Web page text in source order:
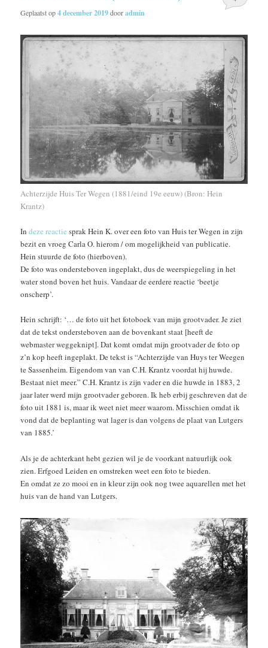
Geplaatst op4 december 2019dooradmin
Achterzijde Huis Ter Wegen (1881/eind 19e eeuw) (Bron: Hein
Krantz)
Indeze reactie sprak Hein K. over een foto van Huis ter Wegen in zijn
bezit en vroeg Carla O. hierom / om mogelijkheid van publicatie.
Hein stuurde de foto (hierboven).
De foto was ondersteboven ingeplakt, dus de weerspiegeling in het
water stond boven het huis. Vandaar de eerdere reactie ‘beetje
onscherp’.
Hein schrijft: ‘… de foto uit het fotoboek van mijn grootvader. Je ziet
dat de tekst ondersteboven aan de bovenkant staat [heeft de
webmaster weggeknipt]. Dat komt omdat mijn grootvader de foto op
z’n kop heeft ingeplakt. De tekst is “Achterzijde van Huys ter Weegen
te Sassenheim. Eigendom van van C.H. Krantz voordat hij huwde.
Bestaat niet meer.” C.H. Krantz is zijn vader en die huwde in 1883, 2
jaar later werd mijn grootvader geboren. Ik heb erbij geschreven dat de
foto uit 1881 is, maar ik weet niet meer waarom. Misschien omdat ik
vond dat de beplanting wat lager is dan volgens de plaat van Lutgers
van 1885.’
Als je de achterkant hebt gezien wil je de voorkant natuurlijk ook
zien. Erfgoed Leiden en omstreken weet een foto te bieden.
En omdat ze zo mooi en in kleur zijn ook nog twee aquarellen met het
huis van de hand van Lutgers.